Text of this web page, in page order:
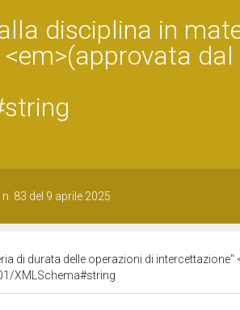
disciplina in
dal
83 del 9 aprile 2025
di durata delle operazioni di intercettazione"
XMLSchema#string